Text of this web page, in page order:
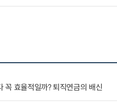
꼭 효율적일까? 퇴직연금의 배신